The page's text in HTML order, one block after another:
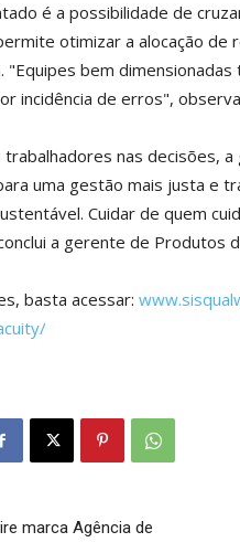
é a possibilidade de
otimizar a alocação
"Equipes bem
incidência de erros",
trabalhadores nas decisões,
uma gestão mais justa e
Cuidar de quem
a gerente de Produtos
basta acessar:
marca Agência de